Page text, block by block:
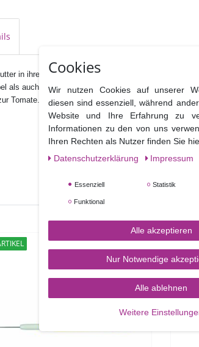
in ihrem breit gefächerten Sortiment bereit.
als auch als Ausstecher verwendet werden.
Tomate.
Cookies
Wir nutzen Cookies auf unserer
diesen sind essenziell, während
Website und Ihre Erfahrung zu
Informationen zu den von uns
Ihren Rechten als Nutzer finden Sie
Daten­schutz­erklärung
Impressum
Essenziell Statistik
Funktional
Alle akzeptieren
Nur Notwendige
Alle ablehnen
Weitere